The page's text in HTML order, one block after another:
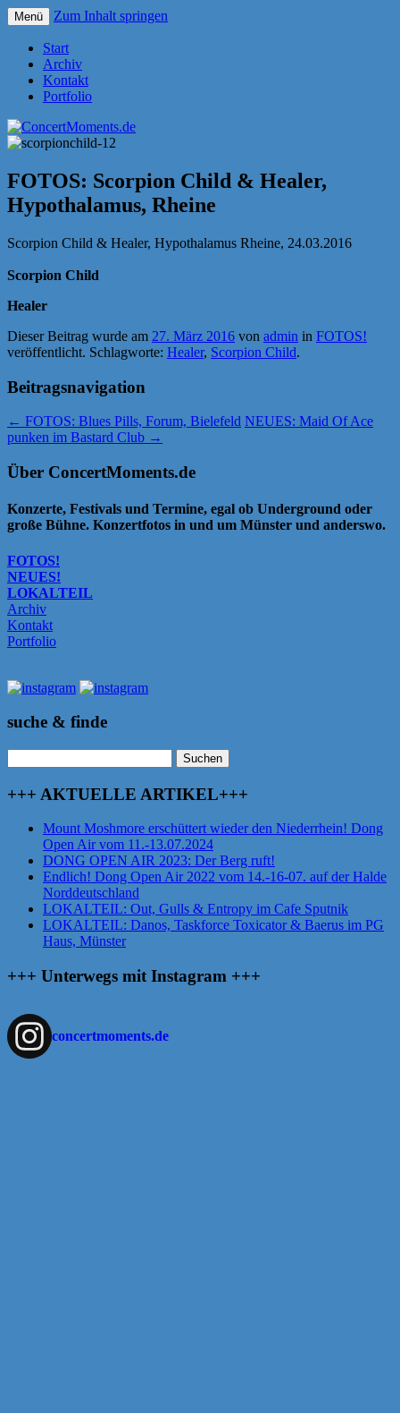
ConcertMoments.de
Menü Zum Inhalt springen
Start
Archiv
Kontakt
Portfolio
FOTOS: Scorpion Child & Healer,
Hypothalamus, Rheine
Scorpion Child & Healer, Hypothalamus Rheine, 24.03.2016
Scorpion Child
Healer
Dieser Beitrag wurde am 27. März 2016 von admin in FOTOS!
veröffentlicht. Schlagworte: Healer, Scorpion Child.
Beitragsnavigation
← FOTOS: Blues Pills, Forum, Bielefeld NEUES: Maid Of Ace
punken im Bastard Club →
Über ConcertMoments.de
Konzerte, Festivals und Termine, egal ob Underground oder
große Bühne. Konzertfotos in und um Münster und anderswo.
FOTOS!
NEUES!
LOKALTEIL
Archiv
Kontakt
Portfolio
suche & finde
nach:
+++ AKTUELLE ARTIKEL+++
Mount Moshmore erschüttert wieder den Niederrhein! Dong
Open Air vom 11.-13.07.2024
DONG OPEN AIR 2023: Der Berg ruft!
Endlich! Dong Open Air 2022 vom 14.-16-07. auf der Halde
Norddeutschland
LOKALTEIL: Out, Gulls & Entropy im Cafe Sputnik
LOKALTEIL: Danos, Taskforce Toxicator & Baerus im PG
Haus, Münster
+++ Unterwegs mit Instagram +++
concertmoments.de